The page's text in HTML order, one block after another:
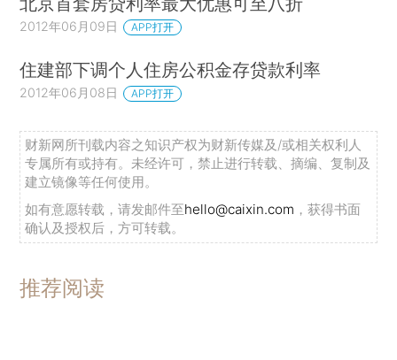
2012年06月09日 APP打开
住建部下调个人住房公积金存贷款利率
2012年06月08日 APP打开
财新网所刊载内容之知识产权为财新传媒及/或相关权利人
专属所有或持有。未经许可，禁止进行转载、摘编、复制及
建立镜像等任何使用。
如有意愿转载，请发邮件至hello@caixin.com ，获得书面
确认及授权后，方可转载。
推荐阅读